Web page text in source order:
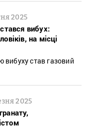
2025
вибух:
на місці
став газовий
2025